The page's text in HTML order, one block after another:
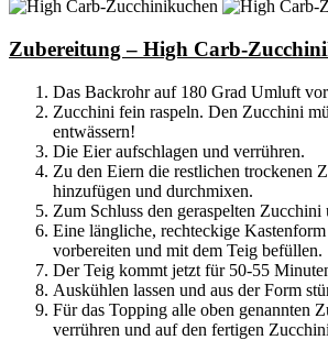
Zubereitung – High Carb-
Das Backrohr auf 180 Grad Umluft
Zucchini fein raspeln. Den Zucchini
entwässern!
Die Eier aufschlagen und verrühren.
Zu den Eiern die restlichen trockenen
hinzufügen und durchmixen.
Zum Schluss den geraspelten Zucchini
Eine längliche, rechteckige
vorbereiten und mit dem Teig befüllen.
Der Teig kommt jetzt für 50-55
Auskühlen lassen und aus der Form
Für das Topping alle oben genannten
verrühren und auf den fertigen